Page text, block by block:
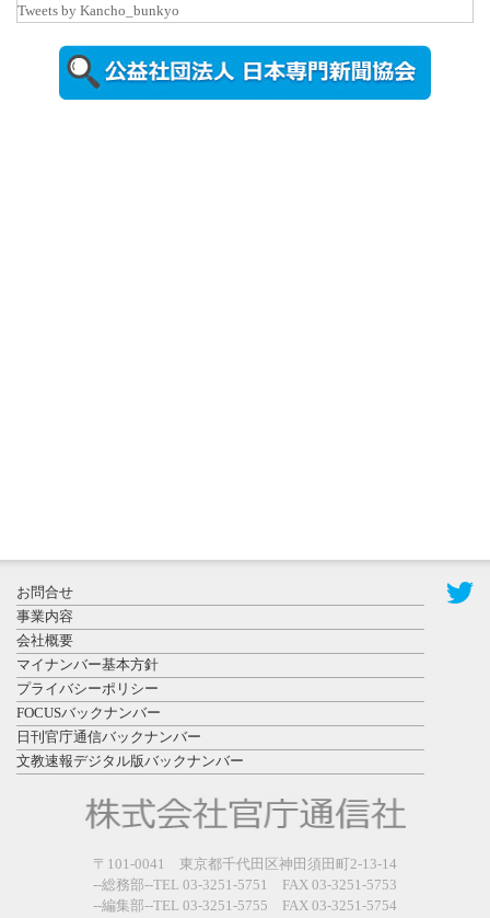
ォトスポッ
ト （8...
県警等と大
規模災害時
連携協定を
締結し...
2026年7月27
日更新
政経学部の
来春開設決
定を祝...
Tweets by Kancho_bunkyo
お問合せ
事業内容
会社概要
マイナンバー基本方針
プライバシーポリシー
FOCUSバックナンバー
日刊官庁通信バックナンバー
文教速報デジタル版バックナンバー
〒101-0041 東京都千代田区神田須田町2-13-14
--総務部--TEL 03-3251-5751 FAX 03-3251-5753
--編集部--TEL 03-3251-5755 FAX 03-3251-5754